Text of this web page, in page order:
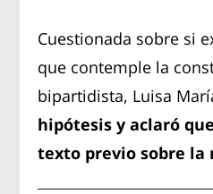
Cuestionada sobre si
que contemple la
bipartidista, Luisa
hipótesis y aclaró
texto previo sobre la